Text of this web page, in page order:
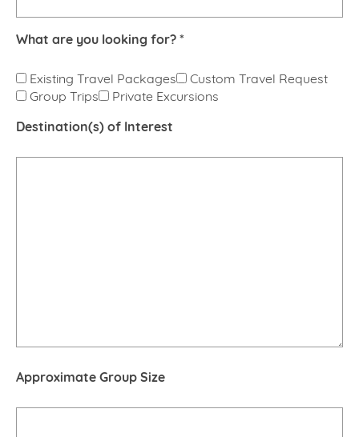
What are you looking for? *
Existing Travel Packages
Custom Travel Request
Group Trips
Private Excursions
Destination(s) of Interest
Approximate Group Size